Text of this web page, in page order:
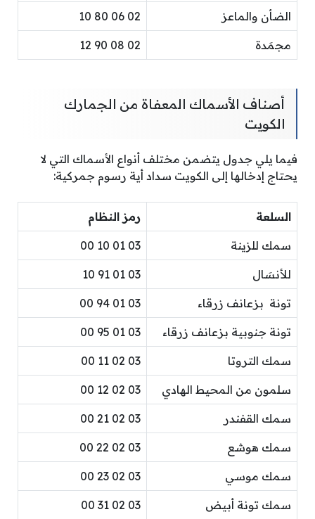
الضأن والماعز 02 06 80 10
مجمَدة 02 08 90 12
أصناف الأسماك المعفاة من الجمارك
الكويت
فيما يلي جدول يتضمن مختلف أنواع الأسماك التي لا
يحتاج إدخالها إلى الكويت سداد أية رسوم جمركية:
السلعة رمز النظام
سمك للزينة 03 01 10 00
للأنسَال 03 01 91 10
تونة بزعانف زرقاء 03 01 94 00
تونة جنوبية بزعانف زرقاء 03 01 95 00
سمك التروتا 03 02 11 00
سلمون من المحيط الهادي 03 02 12 00
سمك القفندر 03 02 21 00
سمك هوشع 03 02 22 00
سمك موسي 03 02 23 00
سمك تونة أبيض 03 02 31 00